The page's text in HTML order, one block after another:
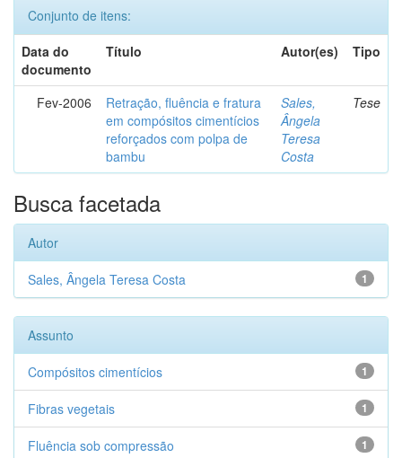
Conjunto de itens:
Data do
documento
Título Autor(es) Tipo
Fev-2006
Retração, fluência e fratura
em compósitos cimentícios
reforçados com polpa de
bambu
Sales,
Ângela
Teresa
Costa
Tese
Busca facetada
Autor
1
Sales, Ângela Teresa Costa
Assunto
1
Compósitos cimentícios
1
Fibras vegetais
1
Fluência sob compressão